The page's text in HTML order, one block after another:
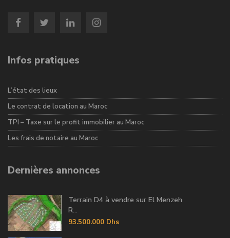
Infos pratiques
L’état des lieux
Le contrat de location au Maroc
TPI – Taxe sur le profit immobilier au Maroc
Les frais de notaire au Maroc
Dernières annonces
Terrain D4 à vendre sur El Menzeh
R...
93.500.000 Dhs